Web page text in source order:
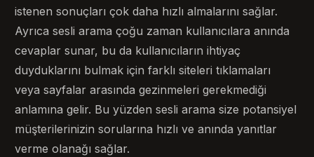
istenen sonuçları çok daha hızlı almalarını sağlar.
Ayrıca sesli arama çoğu zaman kullanıcılara anında
cevaplar sunar, bu da kullanıcıların ihtiyaç
duyduklarını bulmak için farklı siteleri tıklamaları
veya sayfalar arasında gezinmeleri gerekmediği
anlamına gelir. Bu yüzden sesli arama size potansiyel
müşterilerinizin sorularına hızlı ve anında yanıtlar
verme olanağı sağlar.